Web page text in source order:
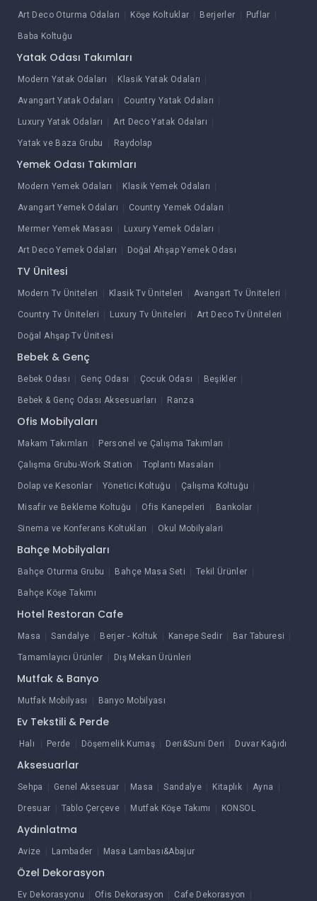
Art Deco Oturma Odaları Köşe Koltuklar Berjerler Puflar
Baba Koltuğu
Yatak Odası Takımları
Modern Yatak Odaları Klasik Yatak Odaları
Avangart Yatak Odaları Country Yatak Odaları
Luxury Yatak Odaları Art Deco Yatak Odaları
Yatak ve Baza Grubu Raydolap
Yemek Odası Takımları
Modern Yemek Odaları Klasik Yemek Odaları
Avangart Yemek Odaları Country Yemek Odaları
Mermer Yemek Masası Luxury Yemek Odaları
Art Deco Yemek Odaları Doğal Ahşap Yemek Odası
TV Ünitesi
Modern Tv Üniteleri Klasik Tv Üniteleri Avangart Tv Üniteleri
Country Tv Üniteleri Luxury Tv Üniteleri Art Deco Tv Üniteleri
Doğal Ahşap Tv Ünitesi
Bebek & Genç
Bebek Odası Genç Odası Çocuk Odası Beşikler
Bebek & Genç Odası Aksesuarları Ranza
Ofis Mobilyaları
Makam Takımları Personel ve Çalışma Takımları
Çalışma Grubu-Work Station Toplantı Masaları
Dolap ve Kesonlar Yönetici Koltuğu Çalışma Koltuğu
Misafir ve Bekleme Koltuğu Ofis Kanepeleri Bankolar
Sinema ve Konferans Koltukları Okul Mobilyalari
Bahçe Mobilyaları
Bahçe Oturma Grubu Bahçe Masa Seti Tekil Ürünler
Bahçe Köşe Takımı
Hotel Restoran Cafe
Masa Sandalye Berjer - Koltuk Kanepe Sedir Bar Taburesi
Tamamlayıcı Ürünler Dış Mekan Ürünleri
Mutfak & Banyo
Mutfak Mobilyası Banyo Mobilyası
Ev Tekstili & Perde
Halı Perde Döşemelik Kumaş Deri&Suni Deri Duvar Kağıdı
Aksesuarlar
Sehpa Genel Aksesuar Masa Sandalye Kitaplık Ayna
Dresuar Tablo Çerçeve Mutfak Köşe Takımı KONSOL
Aydınlatma
Avize Lambader Masa Lambası&Abajur
Özel Dekorasyon
Ev Dekorasyonu Ofis Dekorasyon Cafe Dekorasyon